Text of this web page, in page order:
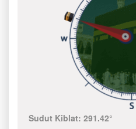
Sudut Kiblat:291.42°